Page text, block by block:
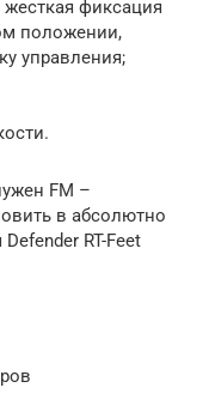
жесткая фиксация
положении,
управления;
FM –
в абсолютно
RT-Feet